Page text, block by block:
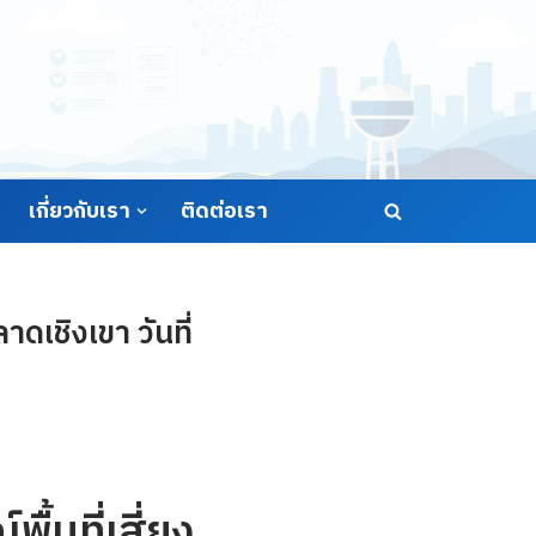
เกี่ยวกับเรา ติดต่อเรา
เชิงเขา วันที่